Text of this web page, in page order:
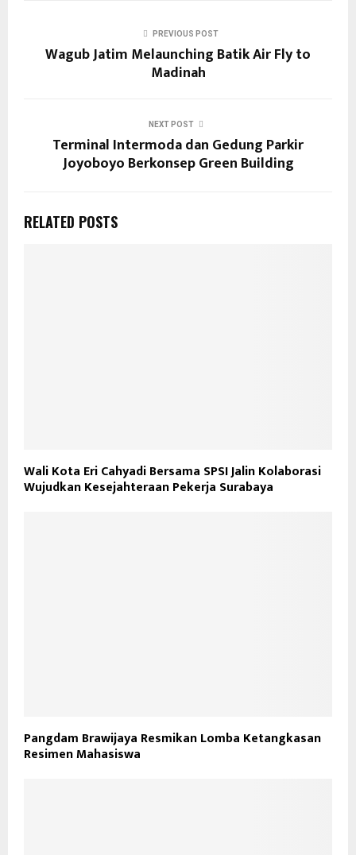
PREVIOUS POST
Wagub Jatim Melaunching Batik Air Fly to
Madinah
NEXT POST
Terminal Intermoda dan Gedung Parkir
Joyoboyo Berkonsep Green Building
RELATED POSTS
Wali Kota Eri Cahyadi Bersama SPSI Jalin Kolaborasi
Wujudkan Kesejahteraan Pekerja Surabaya
Pangdam Brawijaya Resmikan Lomba Ketangkasan
Resimen Mahasiswa